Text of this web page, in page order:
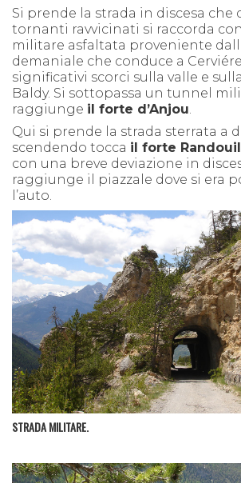
Si prende la strada in discesa che
tornanti ravvicinati si raccorda
militare asfaltata proveniente
demaniale che conduce a
significativi scorci sulla valle e
Baldy. Si sottopassa un tunnel
raggiunge il forte d’Anjou.
Qui si prende la strada sterrata a
scendendo tocca il forte
con una breve deviazione in
raggiunge il piazzale dove si era
l’auto.
STRADA MILITARE.